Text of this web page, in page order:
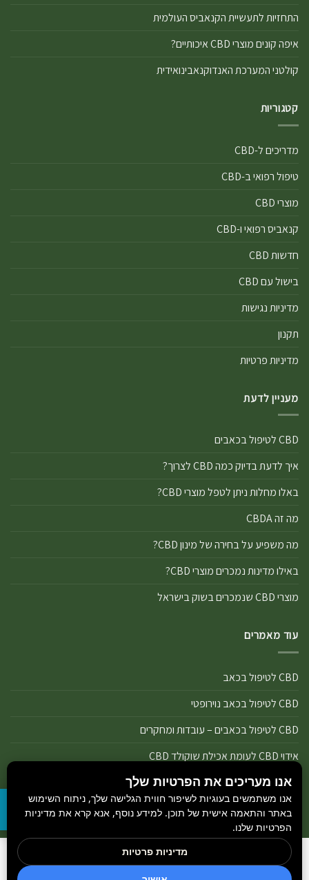
התחזיות לתעשיית הקנאביס העולמית
איפה קונים מוצרי CBD איכותיים?
קולטני המערכת האנדוקנאבינואידית
קטגוריות
מדריכים ל-CBD
טיפול רפואי ב-CBD
מוצרי CBD
קנאביס רפואי ו-CBD
חדשות CBD
בישול עם CBD
מדיניות נגישות
תקנון
מדיניות פרטיות
מעניין לדעת
CBD לטיפול בכאבים
איך לדעת בדיוק כמה CBD לצרוך?
באלו מחלות ניתן לטפל מוצרי CBD?
מה זה CBDA
מה משפיע על בחירה של מינון CBD?
באילו מדינות נמכרים מוצרי CBD?
מוצרי CBD שנמכרים בשוק בישראל
עוד מאמרים
CBD לטיפול בכאב
CBD לטיפול בכאב נוירופטי
CBD לטיפול בכאבים – עובדות ומחקרים
אידוי CBD לעומת אכילת שוקולד CBD
אידוי נכון של מוצרי שמן ותפרחת CBD
אידוי שמן CBD או אידוי תפרחת CBD
הבלוג
כל הזכויות שמורות 2026 © GetCBDוהיצרנים הנמצאים באתר. חדשות קנאביס
אנו מעריכים את הפרטיות שלך
אנו משתמשים בעוגיות לשיפור חווית הגלישה שלך, ניתוח השימוש
באתר והתאמה אישית של תוכן. למידע נוסף, אנא קרא את מדיניות
הפרטיות שלנו.
מדיניות פרטיות